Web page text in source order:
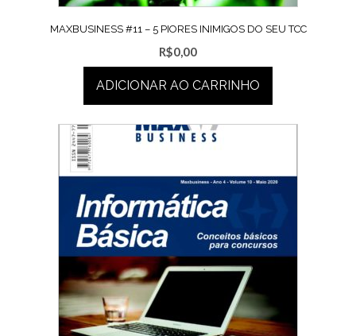
MAXBUSINESS #11 – 5 PIORES INIMIGOS DO SEU TCC
R$0,00
ADICIONAR AO CARRINHO